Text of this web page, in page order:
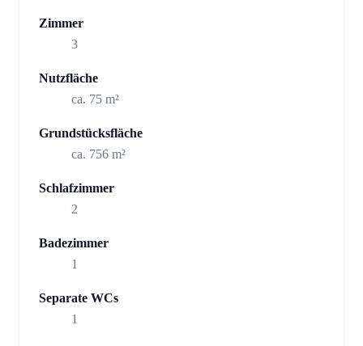
Zimmer
3
Nutzfläche
ca. 75 m²
Grundstücksfläche
ca. 756 m²
Schlafzimmer
2
Badezimmer
1
Separate WCs
1